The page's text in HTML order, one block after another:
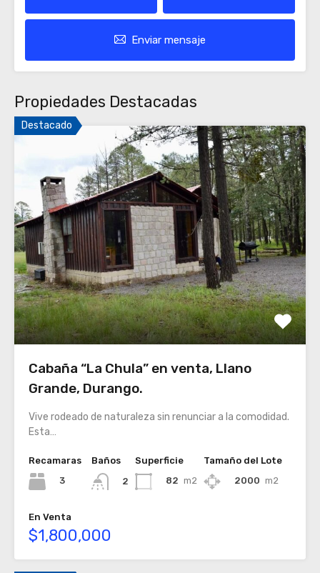
Enviar mensaje
Propiedades Destacadas
Destacado
Cabaña “La Chula” en venta, Llano
Grande, Durango.
Vive rodeado de naturaleza sin renunciar a la comodidad.
Esta…
Recamaras
3
Baños
2
Superficie
82 m2
Tamaño del Lote
2000 m2
En Venta
$1,800,000